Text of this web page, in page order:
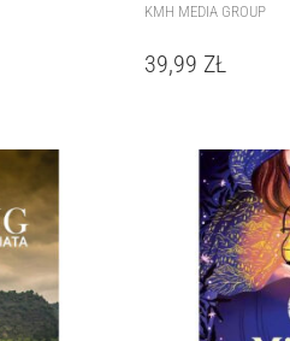
KMH MEDIA GROUP
39,99 ZŁ